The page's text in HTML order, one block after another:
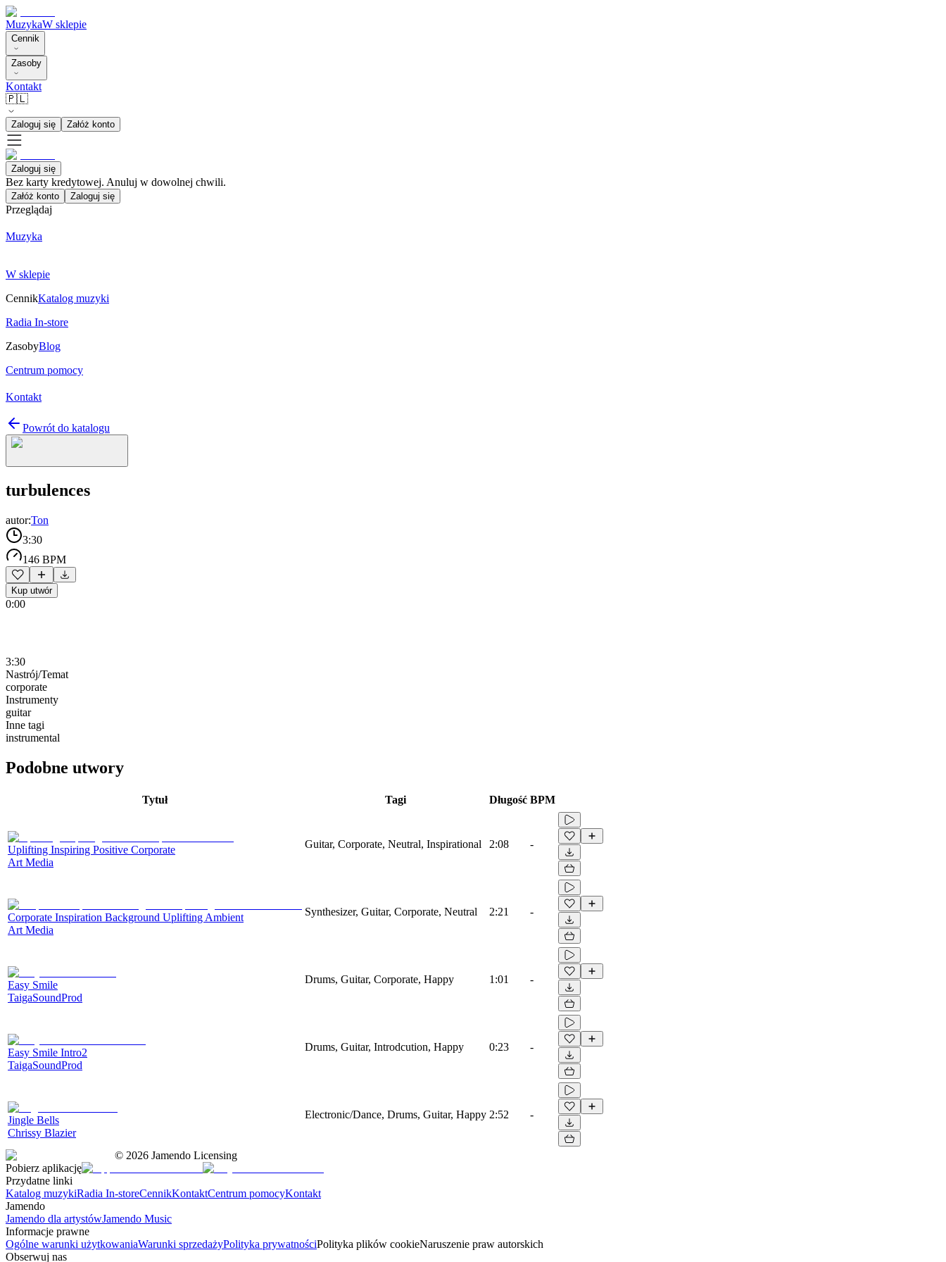
MuzykaW sklepie
Cennik
Zasoby
Kontakt
🇵🇱
Zaloguj się Załóż konto
Zaloguj się
Bez karty kredytowej. Anuluj w dowolnej chwili.
Załóż konto Zaloguj się
Przeglądaj
Muzyka
W sklepie
CennikKatalog muzyki
Radia In-store
ZasobyBlog
Centrum pomocy
Kontakt
Powrót do katalogu
turbulences
autor:Ton
3:30
146 BPM
Kup utwór
0:00
3:30
Nastrój/Temat
corporate
Instrumenty
guitar
Inne tagi
instrumental
Podobne utwory
Tytuł Tagi Długość BPM
Uplifting Inspiring Positive Corporate
Art Media
Guitar, Corporate, Neutral, Inspirational 2:08 -
Corporate Inspiration Background Uplifting Ambient
Art Media
Synthesizer, Guitar, Corporate, Neutral 2:21 -
Easy Smile
TaigaSoundProd
Drums, Guitar, Corporate, Happy 1:01 -
Easy Smile Intro2
TaigaSoundProd
Drums, Guitar, Introdcution, Happy 0:23 -
Jingle Bells
Chrissy Blazier
Electronic/Dance, Drums, Guitar, Happy 2:52 -
© 2026 Jamendo Licensing
Pobierz aplikację
Przydatne linki
Katalog muzykiRadia In-storeCennikKontaktCentrum pomocyKontakt
Jamendo
Jamendo dla artystówJamendo Music
Informacje prawne
Ogólne warunki użytkowaniaWarunki sprzedażyPolityka prywatnościPolityka plików cookieNaruszenie praw autorskich
Obserwuj nas